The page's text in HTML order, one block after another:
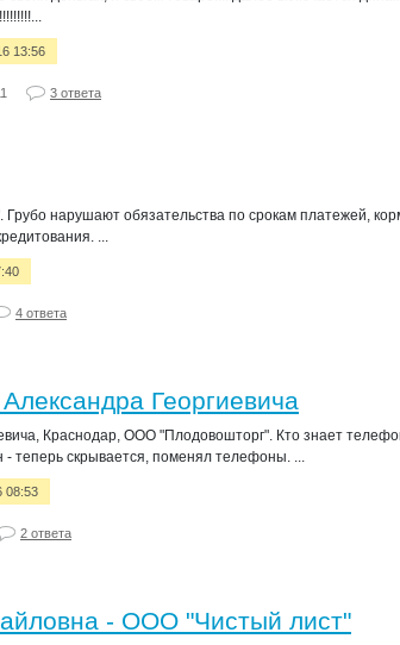
13:56
3 ответа
нарушают обязательства по срокам платежей,
...
4 ответа
Георгиевича
Краснодар, ООО "Плодовошторг". Кто знает
- теперь скрывается, поменял телефоны. ...
08:53
2 ответа
- ООО "Чистый лист"